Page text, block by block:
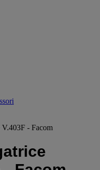
- Facom